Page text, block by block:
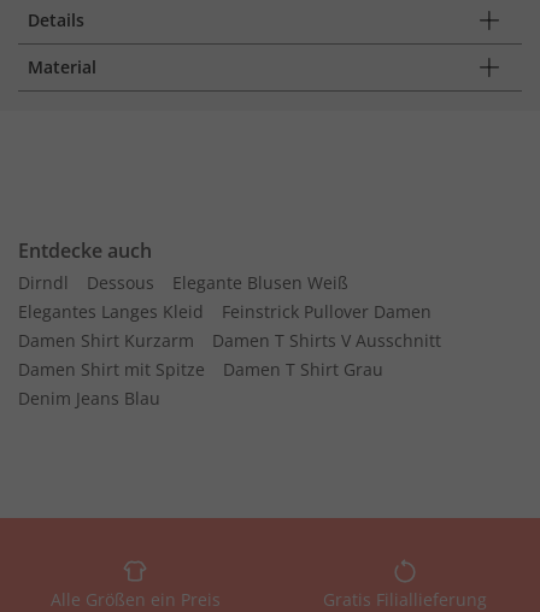
Details
Material
Entdecke auch
Dirndl Dessous
Elegante Blusen Weiß
Elegantes Langes Kleid
Feinstrick Pullover Damen
Damen Shirt Kurzarm
Damen T Shirts V Ausschnitt
Damen Shirt mit Spitze
Damen T Shirt Grau
Denim Jeans Blau
Alle Größen ein Preis Gratis Filiallieferung